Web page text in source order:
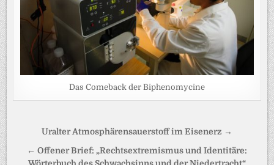
Das Comeback der Biphenomycine
Beitragsnavigation
Uralter Atmosphärensauerstoff im Eisenerz →
← Offener Brief: „Rechtsextremismus und Identitäre: